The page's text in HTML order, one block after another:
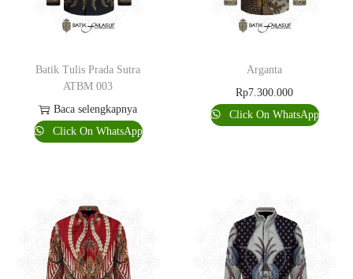
Batik Tulis Prada Sutra
ATBM 003
Baca selengkapnya
Click On WhatsApp
Arganta
Rp7.300.000
Click On WhatsApp